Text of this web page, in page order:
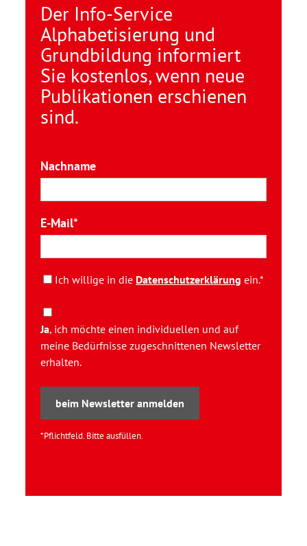
Der Info-Service
Alphabetisierung und
Grundbildung informiert
Sie kostenlos, wenn neue
Publikationen erschienen
sind.
Nachname
E-Mail
Ich willige in die Datenschutzerklärung ein.*
Ja, ich möchte einen individuellen und auf
meine Bedürfnisse zugeschnittenen Newsletter
erhalten.
beim Newsletter anmelden
*Pflichtfeld. Bitte ausfüllen.